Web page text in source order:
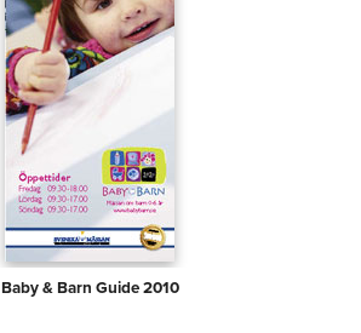
Baby & Barn Guide 2010